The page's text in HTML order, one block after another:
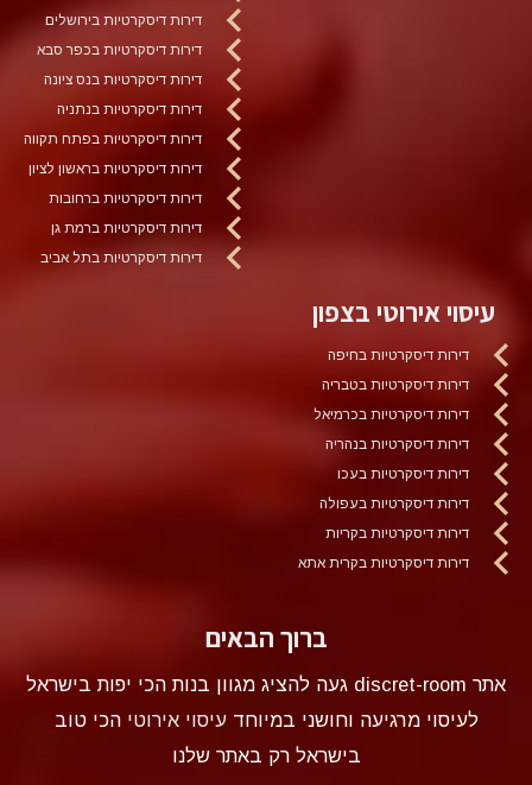
דירות דיסקרטיות בירושלים
דירות דיסקרטיות בכפר סבא
דירות דיסקרטיות בנס ציונה
דירות דיסקרטיות בנתניה
דירות דיסקרטיות בפתח תקווה
דירות דיסקרטיות בראשון לציון
דירות דיסקרטיות ברחובות
דירות דיסקרטיות ברמת גן
דירות דיסקרטיות בתל אביב
עיסוי אירוטי בצפון
דירות דיסקרטיות בחיפה
דירות דיסקרטיות בטבריה
דירות דיסקרטיות בכרמיאל
דירות דיסקרטיות בנהריה
דירות דיסקרטיות בעכו
דירות דיסקרטיות בעפולה
דירות דיסקרטיות בקריות
דירות דיסקרטיות בקרית אתא
ברוך הבאים
אתר discret-room געה להציג מגוון בנות הכי יפות בישראל
לעיסוי מרגיעה וחושני במיוחדעיסוי אירוטי הכי טוב
בישראל רק באתר שלנו